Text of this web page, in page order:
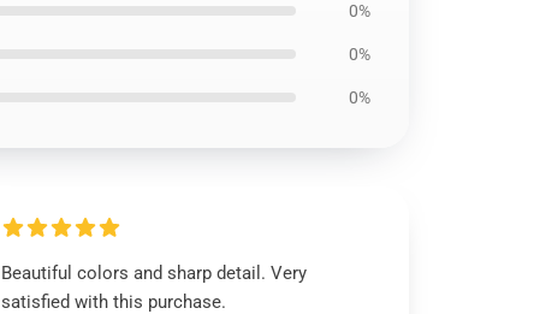
0%
0%
0%
Beautiful colors and sharp detail. Very
satisfied with this purchase.